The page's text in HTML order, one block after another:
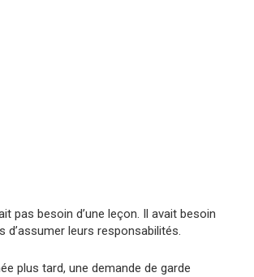
pas besoin d’une leçon. Il avait besoin
d’assumer leurs responsabilités.
plus tard, une demande de garde